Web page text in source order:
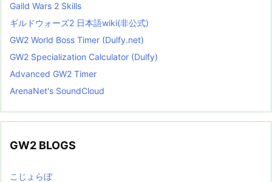
Gaild Wars 2 Skills
ギルドウォーズ2 日本語wiki(非公式)
GW2 World Boss Timer (Dulfy.net)
GW2 Specialization Calculator (Dulfy)
Advanced GW2 Timer
ArenaNet's SoundCloud
GW2 BLOGS
こじょらぼ